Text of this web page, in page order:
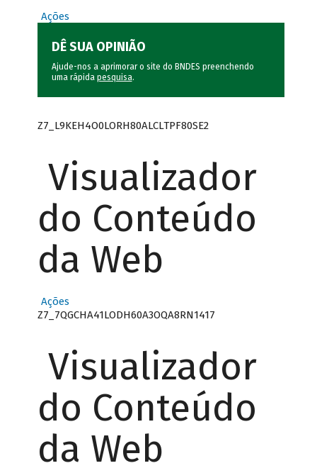
Ações
DÊ SUA OPINIÃO
Ajude-nos a aprimorar o site do BNDES preenchendo
uma rápida pesquisa.
Z7_L9KEH4O0LORH80ALCLTPF80SE2
Visualizador
do Conteúdo
da Web
Ações
Z7_7QGCHA41LODH60A3OQA8RN1417
Visualizador
do Conteúdo
da Web